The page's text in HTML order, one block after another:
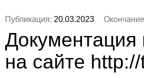
Публикация: 20.03.2023
на сайте